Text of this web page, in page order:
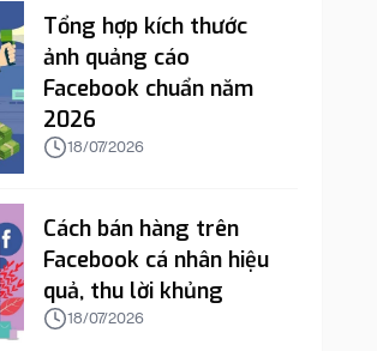
Tổng hợp kích thước
ảnh quảng cáo
Facebook chuẩn năm
2026
18/07/2026
Cách bán hàng trên
Facebook cá nhân hiệu
quả, thu lời khủng
18/07/2026